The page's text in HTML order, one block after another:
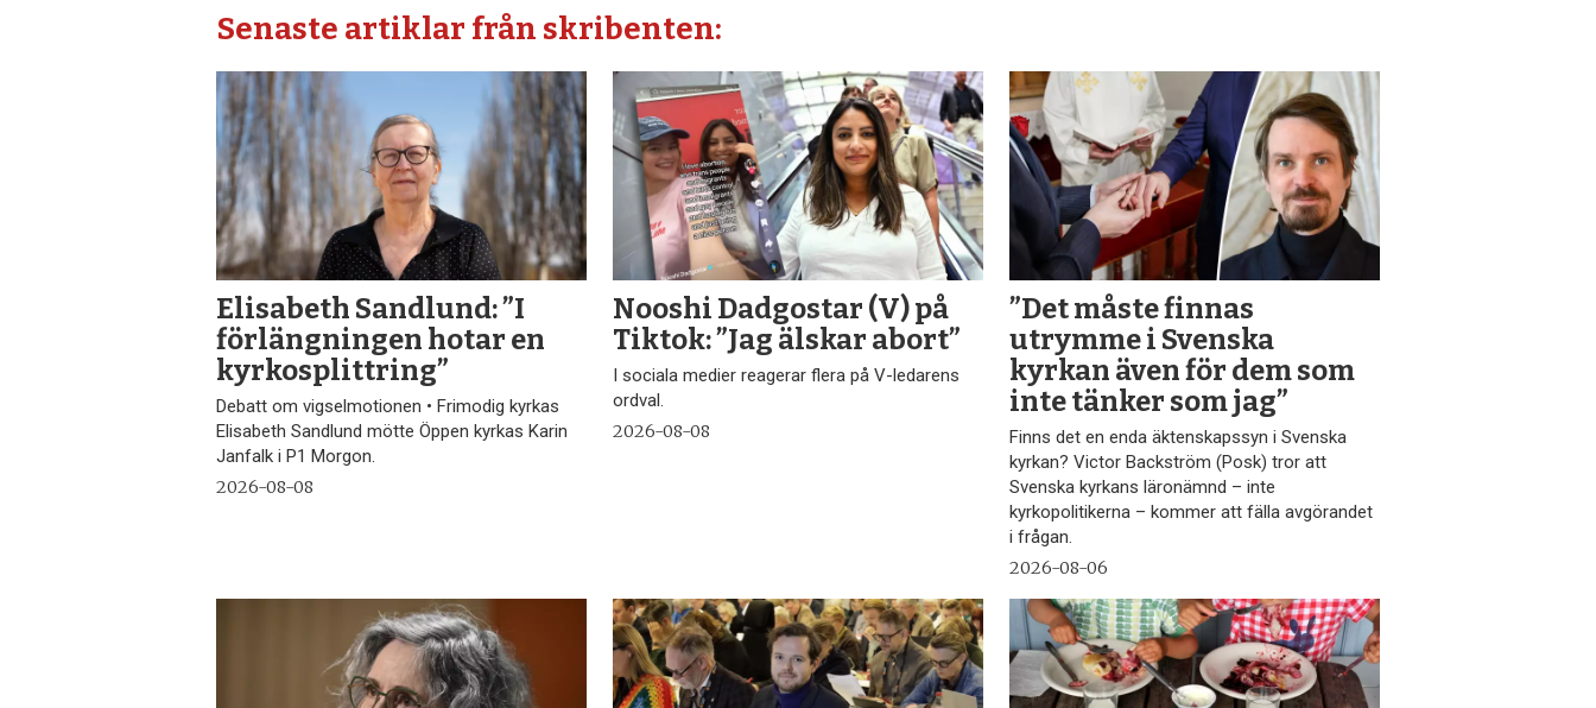
Senaste artiklar från skribenten:
Elisabeth Sandlund: ”I
förlängningen hotar en
kyrkosplittring”
Debatt om vigselmotionen • Frimodig kyrkas
Elisabeth Sandlund mötte Öppen kyrkas Karin
Janfalk i P1 Morgon.
2026-08-08
Nooshi Dadgostar (V) på
Tiktok: ”Jag älskar abort”
I sociala medier reagerar flera på V-ledarens
ordval.
2026-08-08
”Det måste finnas
utrymme i Svenska
kyrkan även för dem som
inte tänker som jag”
Finns det en enda äktenskapssyn i Svenska
kyrkan? Victor Backström (Posk) tror att
Svenska kyrkans läronämnd – inte
kyrkopolitikerna – kommer att fälla avgörandet
i frågan.
2026-08-06